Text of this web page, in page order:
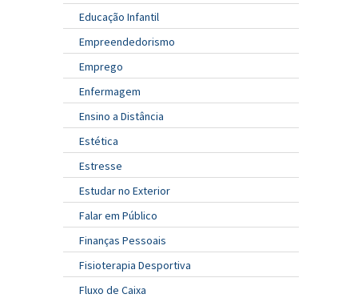
Educação Infantil
Empreendedorismo
Emprego
Enfermagem
Ensino a Distância
Estética
Estresse
Estudar no Exterior
Falar em Público
Finanças Pessoais
Fisioterapia Desportiva
Fluxo de Caixa